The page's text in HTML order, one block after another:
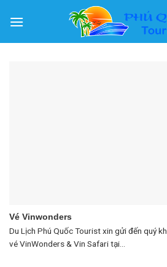
Vé Vinwonders
Du Lịch Phú Quốc Tourist xin gửi đến quý
vé VinWonders & Vin Safari tại...